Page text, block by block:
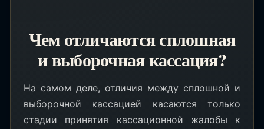
Чем отличаются сплошная
и выборочная кассация?
На самом деле, отличия между сплошной и
выборочной кассацией касаются только
стадии принятия кассационной жалобы к